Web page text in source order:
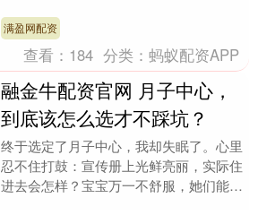
满盈网配资
查看： 184 分类：蚂蚁配资APP
融金牛配资官网 月子中心，
到底该怎么选才不踩坑？
终于选定了月子中心，我却失眠了。心里
忍不住打鼓：宣传册上光鲜亮丽，实际住
进去会怎样？宝宝万一不舒服，她们能专